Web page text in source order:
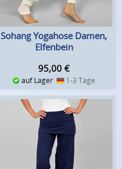
Sohang Yogahose Damen,
Elfenbein
95,00 €
auf Lager 1-3 Tage